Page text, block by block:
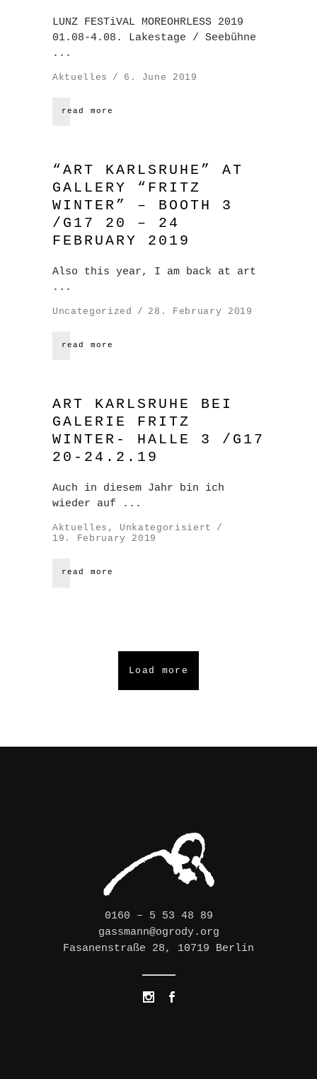
LUNZ FESTiVAL MOREOHRLESS 2019
01.08-4.08. Lakestage / Seebühne
Aktuelles 6. June 2019
read more
“ART KARLSRUHE” AT
GALLERY “FRITZ
WINTER” – BOOTH 3
/G17 20 – 24
FEBRUARY 2019
Also this year, I am back at art
Uncategorized 28. February 2019
read more
ART KARLSRUHE BEI
GALERIE FRITZ
WINTER- HALLE 3 /G17
20-24.2.19
Auch in diesem Jahr bin ich
wieder auf
Aktuelles , Unkategorisiert
19. February 2019
read more
Load more
0160 – 5 53 48 89
gassmann@ogrody.org
Fasanenstraße 28, 10719 Berlin